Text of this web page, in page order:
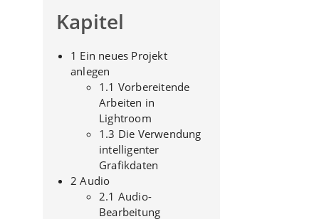
Kapitel
1 Ein neues Projekt
anlegen
1.1 Vorbereitende
Arbeiten in
Lightroom
1.3 Die Verwendung
intelligenter
Grafikdaten
2 Audio
2.1 Audio-
Bearbeitung